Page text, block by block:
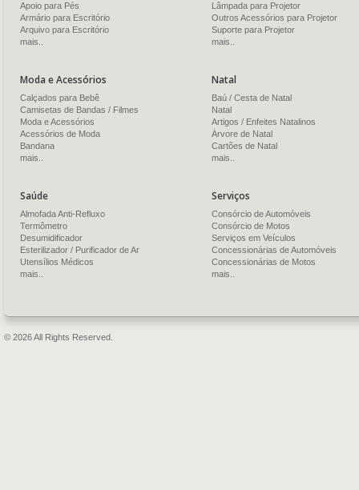
Apoio para Pés
Armário para Escritório
Arquivo para Escritório
mais..
Lâmpada para Projetor
Outros Acessórios para Projetor
Suporte para Projetor
mais..
Moda e Acessórios
Calçados para Bebê
Camisetas de Bandas / Filmes
Moda e Acessórios
Acessórios de Moda
Bandana
mais..
Natal
Baú / Cesta de Natal
Natal
Artigos / Enfeites Natalinos
Árvore de Natal
Cartões de Natal
mais..
Saúde
Almofada Anti-Refluxo
Termômetro
Desumidificador
Esterilizador / Purificador de Ar
Utensílios Médicos
mais..
Serviços
Consórcio de Automóveis
Consórcio de Motos
Serviços em Veículos
Concessionárias de Automóveis
Concessionárias de Motos
mais..
© 2026 All Rights Reserved.